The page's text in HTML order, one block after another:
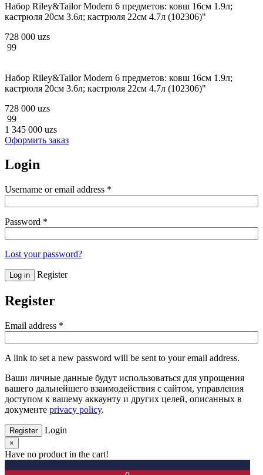
Набор Riley&Tailor Modern 6 предметов: ковш 16см 1.9л;
кастрюля 20см 3.6л; кастрюля 22см 4.7л (102306)"
728 000 uzs
99
Набор Riley&Tailor Modern 6 предметов: ковш 16см 1.9л;
кастрюля 20см 3.6л; кастрюля 22см 4.7л (102306)"
728 000 uzs
99
1 345 000 uzs
Оформить заказ
Login
Username or email address *
Password *
Lost your password?
Log in Register
Register
Email address *
A link to set a new password will be sent to your email address.
Ваши личные данные будут использоваться для упрощения
вашего дальнейшего взаимодействия с сайтом, управления
доступом к вашему аккаунту и других целей, описанных в
документе privacy policy.
Register Login
×
Have no product in the cart!